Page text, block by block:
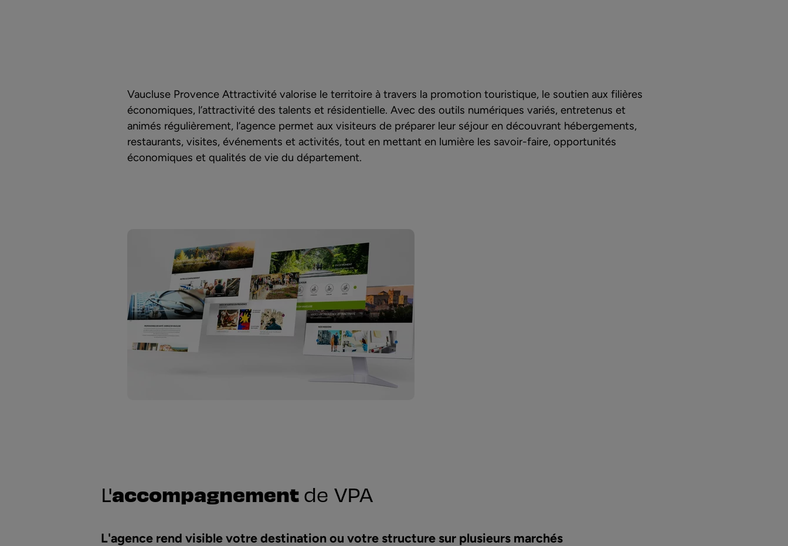
Vaucluse Provence Attractivité valorise le territoire à travers la promotion touristique, le soutien aux filières
économiques, l’attractivité des talents et résidentielle. Avec des outils numériques variés, entretenus et
animés régulièrement, l’agence permet aux visiteurs de préparer leur séjour en découvrant hébergements,
restaurants, visites, événements et activités, tout en mettant en lumière les savoir-faire, opportunités
économiques et qualités de vie du département.
L'accompagnement de VPA
L'agence rend visible votre destination ou votre structure sur plusieurs marchés